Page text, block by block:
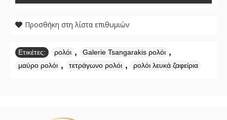
Προσθήκη στη λίστα επιθυμιών
Ετικέτες: ρολόι , Galerie Tsangarakis ρολόι ,
μαύρο ρολόι , τετράγωνο ρολόι , ρολόι λευκά ζαφείρια